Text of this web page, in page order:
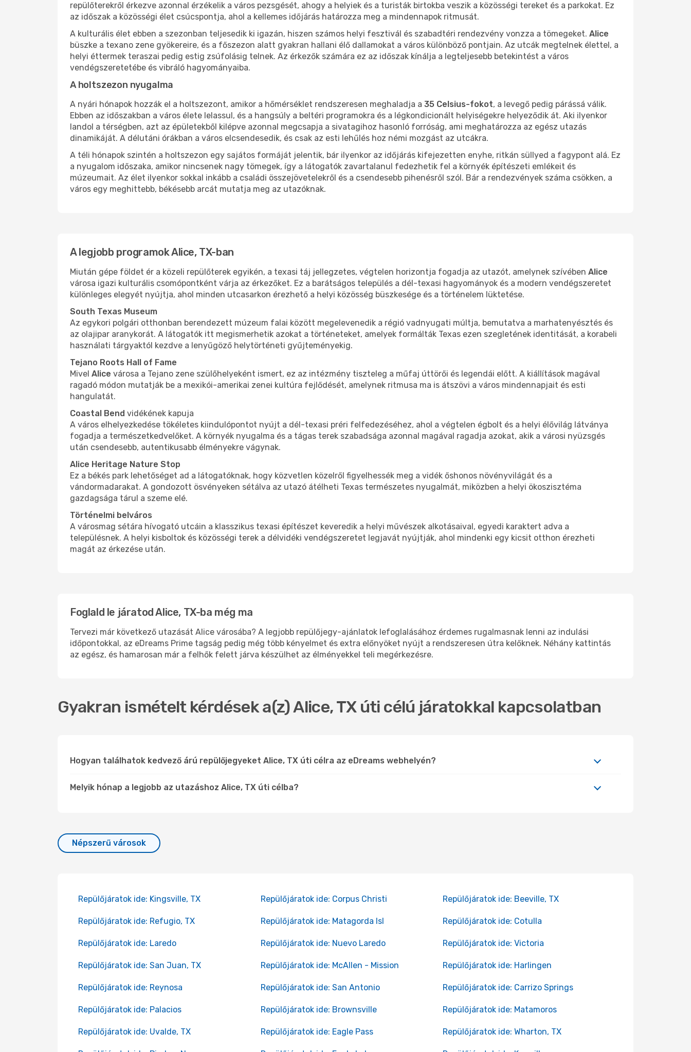
repülőterekről érkezve azonnal érzékelik a város pezsgését, ahogy a helyiek és a turisták birtokba veszik a közösségi tereket és a parkokat. Ez
az időszak a közösségi élet csúcspontja, ahol a kellemes időjárás határozza meg a mindennapok ritmusát.
A kulturális élet ebben a szezonban teljesedik ki igazán, hiszen számos helyi fesztivál és szabadtéri rendezvény vonzza a tömegeket. Alice
büszke a texano zene gyökereire, és a főszezon alatt gyakran hallani élő dallamokat a város különböző pontjain. Az utcák megtelnek élettel, a
helyi éttermek teraszai pedig estig zsúfolásig telnek. Az érkezők számára ez az időszak kínálja a legteljesebb betekintést a város
vendégszeretetébe és vibráló hagyományaiba.
A holtszezon nyugalma
A nyári hónapok hozzák el a holtszezont, amikor a hőmérséklet rendszeresen meghaladja a 35 Celsius-fokot, a levegő pedig párássá válik.
Ebben az időszakban a város élete lelassul, és a hangsúly a beltéri programokra és a légkondicionált helyiségekre helyeződik át. Aki ilyenkor
landol a térségben, azt az épületekből kilépve azonnal megcsapja a sivatagihoz hasonló forróság, ami meghatározza az egész utazás
dinamikáját. A délutáni órákban a város elcsendesedik, és csak az esti lehűlés hoz némi mozgást az utcákra.
A téli hónapok szintén a holtszezon egy sajátos formáját jelentik, bár ilyenkor az időjárás kifejezetten enyhe, ritkán süllyed a fagypont alá. Ez
a nyugalom időszaka, amikor nincsenek nagy tömegek, így a látogatók zavartalanul fedezhetik fel a környék építészeti emlékeit és
múzeumait. Az élet ilyenkor sokkal inkább a családi összejövetelekről és a csendesebb pihenésről szól. Bár a rendezvények száma csökken, a
város egy meghittebb, békésebb arcát mutatja meg az utazóknak.
A legjobb programok Alice, TX-ban
Miután gépe földet ér a közeli repülőterek egyikén, a texasi táj jellegzetes, végtelen horizontja fogadja az utazót, amelynek szívében Alice
városa igazi kulturális csomópontként várja az érkezőket. Ez a barátságos település a dél-texasi hagyományok és a modern vendégszeretet
különleges elegyét nyújtja, ahol minden utcasarkon érezhető a helyi közösség büszkesége és a történelem lüktetése.
South Texas Museum
Az egykori polgári otthonban berendezett múzeum falai között megelevenedik a régió vadnyugati múltja, bemutatva a marhatenyésztés és
az olajipar aranykorát. A látogatók itt megismerhetik azokat a történeteket, amelyek formálták Texas ezen szegletének identitását, a korabeli
használati tárgyaktól kezdve a lenyűgöző helytörténeti gyűjteményekig.
Tejano Roots Hall of Fame
Mivel Alice városa a Tejano zene szülőhelyeként ismert, ez az intézmény tiszteleg a műfaj úttörői és legendái előtt. A kiállítások magával
ragadó módon mutatják be a mexikói-amerikai zenei kultúra fejlődését, amelynek ritmusa ma is átszövi a város mindennapjait és esti
hangulatát.
Coastal Bend vidékének kapuja
A város elhelyezkedése tökéletes kiindulópontot nyújt a dél-texasi préri felfedezéséhez, ahol a végtelen égbolt és a helyi élővilág látványa
fogadja a természetkedvelőket. A környék nyugalma és a tágas terek szabadsága azonnal magával ragadja azokat, akik a városi nyüzsgés
után csendesebb, autentikusabb élményekre vágynak.
Alice Heritage Nature Stop
Ez a békés park lehetőséget ad a látogatóknak, hogy közvetlen közelről figyelhessék meg a vidék őshonos növényvilágát és a
vándormadarakat. A gondozott ösvényeken sétálva az utazó átélheti Texas természetes nyugalmát, miközben a helyi ökoszisztéma
gazdagsága tárul a szeme elé.
Történelmi belváros
A városmag sétára hívogató utcáin a klasszikus texasi építészet keveredik a helyi művészek alkotásaival, egyedi karaktert adva a
településnek. A helyi kisboltok és közösségi terek a délvidéki vendégszeretet legjavát nyújtják, ahol mindenki egy kicsit otthon érezheti
magát az érkezése után.
Foglald le járatod Alice, TX-ba még ma
Tervezi már következő utazását Alice városába? A legjobb repülőjegy-ajánlatok lefoglalásához érdemes rugalmasnak lenni az indulási
időpontokkal, az eDreams Prime tagság pedig még több kényelmet és extra előnyöket nyújt a rendszeresen útra kelőknek. Néhány kattintás
az egész, és hamarosan már a felhők felett járva készülhet az élményekkel teli megérkezésre.
Gyakran ismételt kérdések a(z) Alice, TX úti célú járatokkal kapcsolatban
Hogyan találhatok kedvező árú repülőjegyeket Alice, TX úti célra az eDreams webhelyén?
Melyik hónap a legjobb az utazáshoz Alice, TX úti célba?
Népszerű városok
Repülőjáratok ide: Kingsville, TX Repülőjáratok ide: Corpus Christi Repülőjáratok ide: Beeville, TX
Repülőjáratok ide: Refugio, TX Repülőjáratok ide: Matagorda Isl Repülőjáratok ide: Cotulla
Repülőjáratok ide: Laredo Repülőjáratok ide: Nuevo Laredo Repülőjáratok ide: Victoria
Repülőjáratok ide: San Juan, TX Repülőjáratok ide: McAllen - Mission Repülőjáratok ide: Harlingen
Repülőjáratok ide: Reynosa Repülőjáratok ide: San Antonio Repülőjáratok ide: Carrizo Springs
Repülőjáratok ide: Palacios Repülőjáratok ide: Brownsville Repülőjáratok ide: Matamoros
Repülőjáratok ide: Uvalde, TX Repülőjáratok ide: Eagle Pass Repülőjáratok ide: Wharton, TX